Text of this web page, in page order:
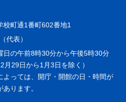
校町通1番町602番地1
代表）
日の午前8時30分から午後5時30分
月29日から1月3日を除く）
っては、開庁・開館の日・時間が
ります。